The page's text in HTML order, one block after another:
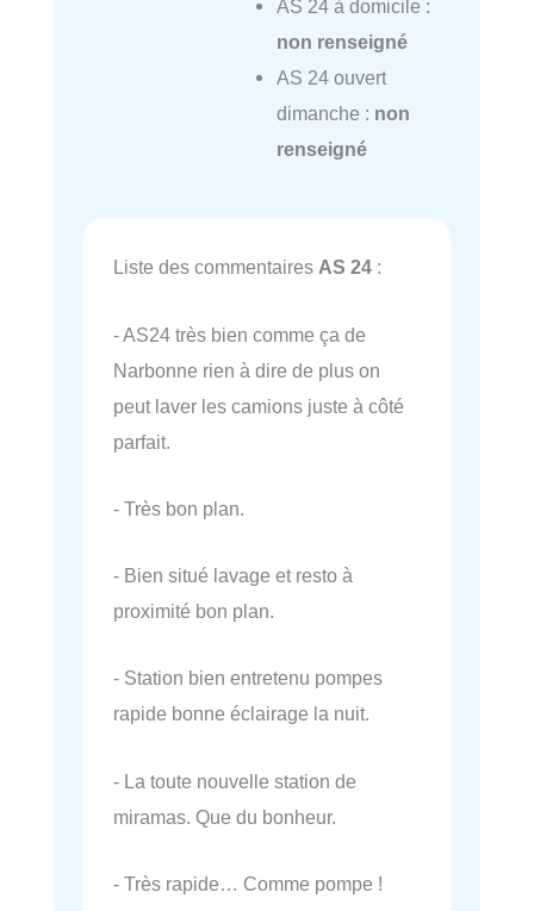
AS 24 à domicile :
non renseigné
AS 24 ouvert
dimanche : non
renseigné
Liste des commentaires AS 24 :
- AS24 très bien comme ça de
Narbonne rien à dire de plus on
peut laver les camions juste à côté
parfait.
- Très bon plan.
- Bien situé lavage et resto à
proximité bon plan.
- Station bien entretenu pompes
rapide bonne éclairage la nuit.
- La toute nouvelle station de
miramas. Que du bonheur.
- Très rapide… Comme pompe !